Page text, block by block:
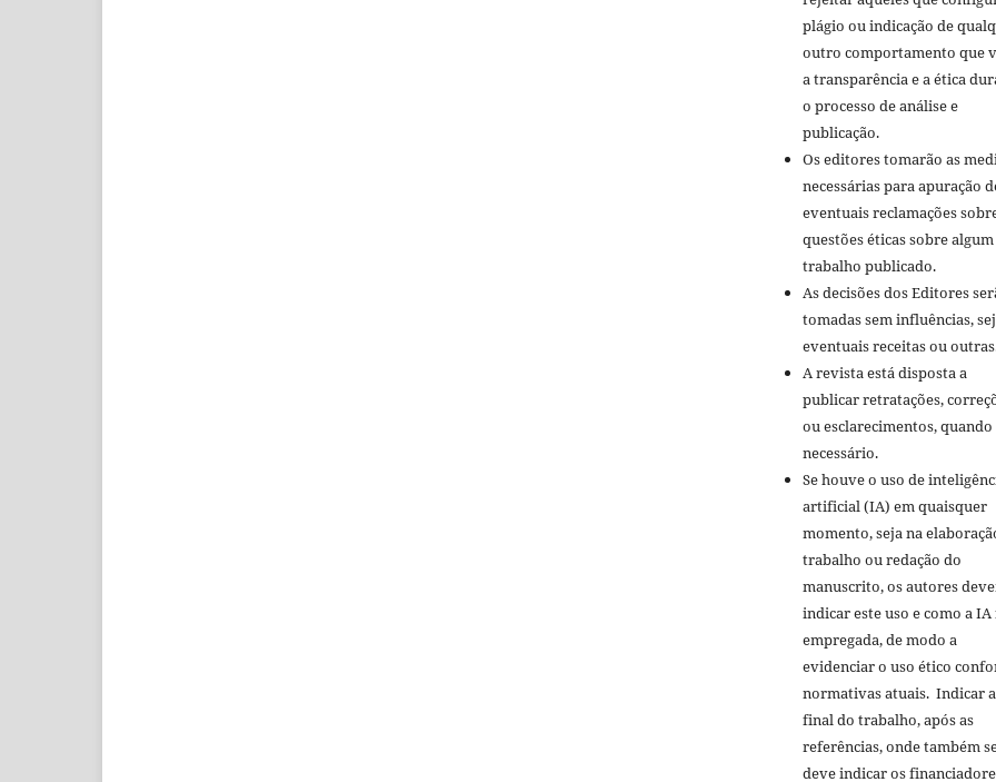
plágio ou indicação de
outro comportamento que
a transparência e a ética
o processo de análise e
publicação.
Os editores tomarão as
necessárias para apuração
eventuais reclamações
questões éticas sobre algum
trabalho publicado.
As decisões dos Editores
tomadas sem influências,
eventuais receitas ou
A revista está disposta a
publicar retratações,
ou esclarecimentos, quando
necessário.
Se houve o uso de
artificial (IA) em quaisquer
momento, seja na
trabalho ou redação do
manuscrito, os autores
indicar este uso e como a
empregada, de modo a
evidenciar o uso ético
normativas atuais. Indicar
final do trabalho, após as
referências, onde também
deve indicar os